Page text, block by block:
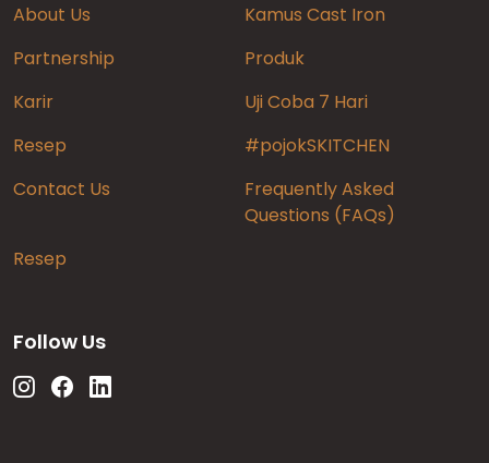
About Us
Kamus Cast Iron
Partnership
Produk
Karir
Uji Coba 7 Hari
Resep
#pojokSKITCHEN
Contact Us
Frequently Asked
Questions (FAQs)
Resep
Follow Us